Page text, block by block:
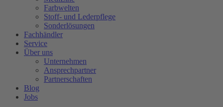
Farbwelten
Stoff- und Lederpflege
Sonderlösungen
Fachhändler
Service
Über uns
Unternehmen
Ansprechpartner
Partnerschaften
Blog
Jobs